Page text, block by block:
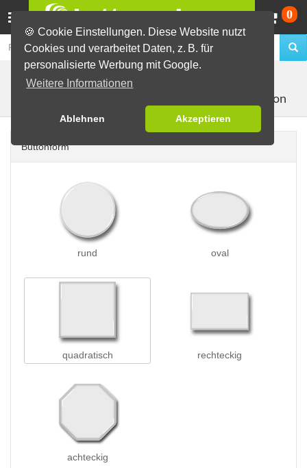
🍪 Cookie Einstellungen. Diese Website nutzt
Cookies und verarbeitet Daten, z. B. für
personalisierte Werbung mit Google.
Weitere Informationen
Ablehnen Akzeptieren
0
Buttons erstellen Buttons auf Karten
mit 1 Button
Buttonform
rund oval
quadratisch rechteckig
achteckig